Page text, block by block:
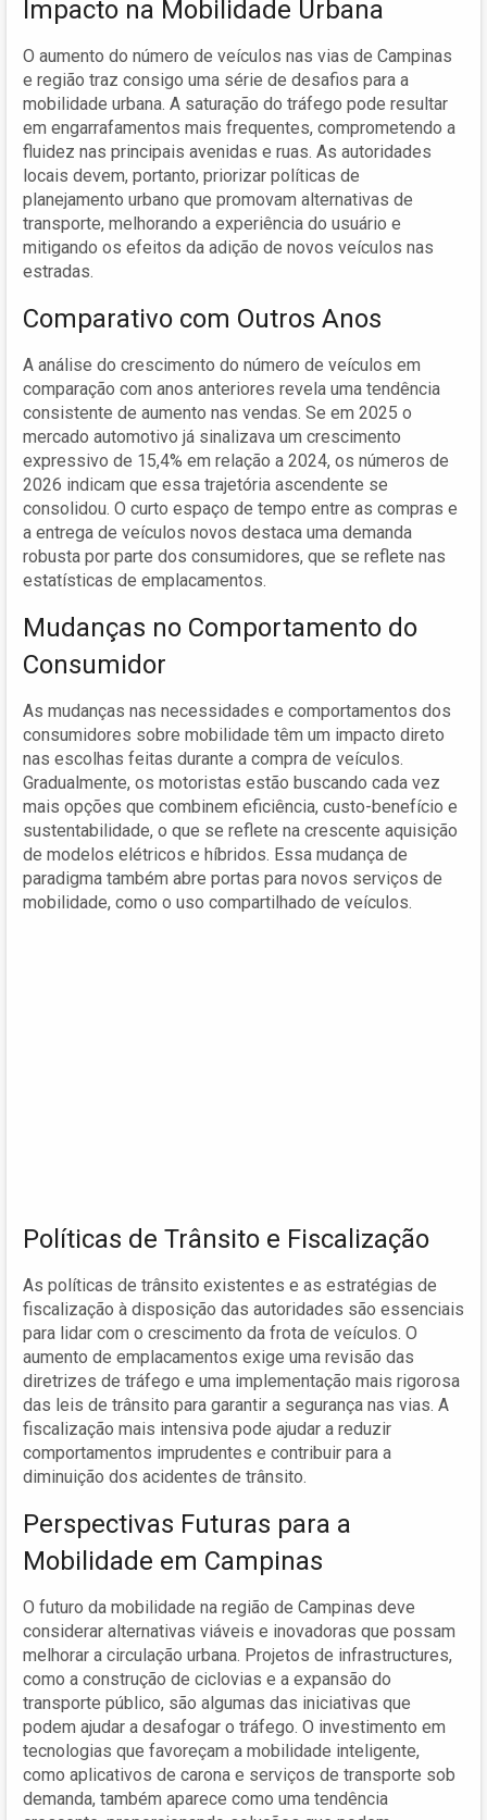
Impacto na Mobilidade Urbana
O aumento do número de veículos nas vias de Campinas
e região traz consigo uma série de desafios para a
mobilidade urbana. A saturação do tráfego pode resultar
em engarrafamentos mais frequentes, comprometendo a
fluidez nas principais avenidas e ruas. As autoridades
locais devem, portanto, priorizar políticas de
planejamento urbano que promovam alternativas de
transporte, melhorando a experiência do usuário e
mitigando os efeitos da adição de novos veículos nas
estradas.
Comparativo com Outros Anos
A análise do crescimento do número de veículos em
comparação com anos anteriores revela uma tendência
consistente de aumento nas vendas. Se em 2025 o
mercado automotivo já sinalizava um crescimento
expressivo de 15,4% em relação a 2024, os números de
2026 indicam que essa trajetória ascendente se
consolidou. O curto espaço de tempo entre as compras e
a entrega de veículos novos destaca uma demanda
robusta por parte dos consumidores, que se reflete nas
estatísticas de emplacamentos.
Mudanças no Comportamento do
Consumidor
As mudanças nas necessidades e comportamentos dos
consumidores sobre mobilidade têm um impacto direto
nas escolhas feitas durante a compra de veículos.
Gradualmente, os motoristas estão buscando cada vez
mais opções que combinem eficiência, custo-benefício e
sustentabilidade, o que se reflete na crescente aquisição
de modelos elétricos e híbridos. Essa mudança de
paradigma também abre portas para novos serviços de
mobilidade, como o uso compartilhado de veículos.
Políticas de Trânsito e Fiscalização
As políticas de trânsito existentes e as estratégias de
fiscalização à disposição das autoridades são essenciais
para lidar com o crescimento da frota de veículos. O
aumento de emplacamentos exige uma revisão das
diretrizes de tráfego e uma implementação mais rigorosa
das leis de trânsito para garantir a segurança nas vias. A
fiscalização mais intensiva pode ajudar a reduzir
comportamentos imprudentes e contribuir para a
diminuição dos acidentes de trânsito.
Perspectivas Futuras para a
Mobilidade em Campinas
O futuro da mobilidade na região de Campinas deve
considerar alternativas viáveis e inovadoras que possam
melhorar a circulação urbana. Projetos de infrastructures,
como a construção de ciclovias e a expansão do
transporte público, são algumas das iniciativas que
podem ajudar a desafogar o tráfego. O investimento em
tecnologias que favoreçam a mobilidade inteligente,
como aplicativos de carona e serviços de transporte sob
demanda, também aparece como uma tendência